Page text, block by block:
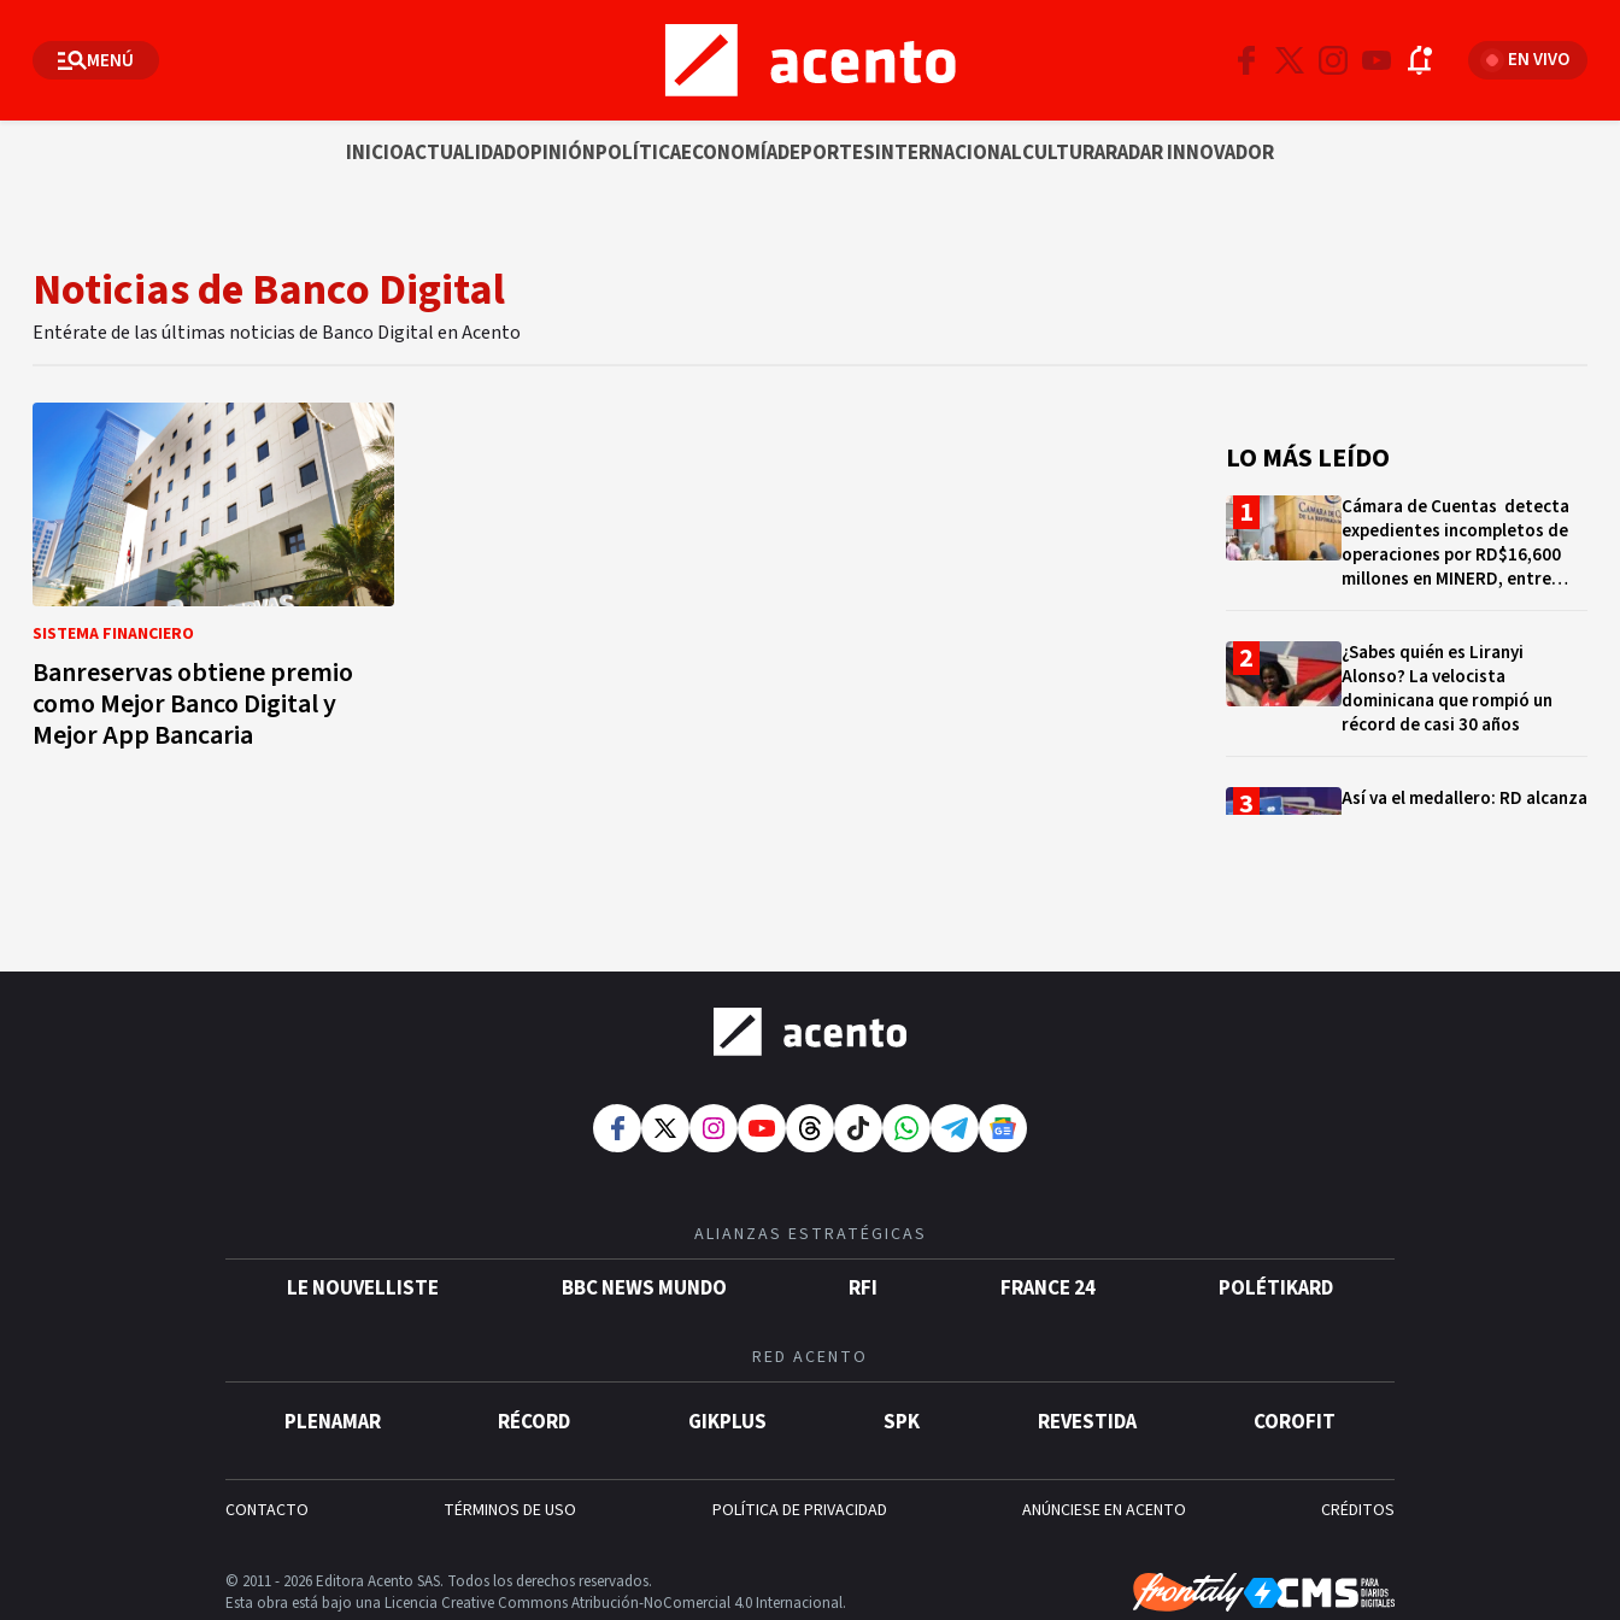
MENÚ EN VIVO
INICIOACTUALIDADOPINIÓNPOLÍTICAECONOMÍADEPORTESINTERNACIONALCULTURARADAR INNOVADOR
Noticias de Banco Digital
Entérate de las últimas noticias de Banco Digital en Acento
SISTEMA FINANCIERO
Banreservas obtiene premio
como Mejor Banco Digital y
Mejor App Bancaria
LO MÁS LEÍDO
Cámara de Cuentas detecta
expedientes incompletos de
operaciones por RD$16,600
millones en MINERD, entre
¿Sabes quién es Liranyi
Alonso? La velocista
dominicana que rompió un
récord de casi 30 años
Así va el medallero: RD alcanza
Este
ALIANZAS ESTRATÉGICAS
LE NOUVELLISTE BBC NEWS MUNDO RFI FRANCE 24 POLÉTIKARD
RED ACENTO
PLENAMAR RÉCORD GIKPLUS SPK REVESTIDA COROFIT
CONTACTO TÉRMINOS DE USO POLÍTICA DE PRIVACIDAD ANÚNCIESE EN ACENTO CRÉDITOS
© 2011 - 2026 Editora Acento SAS. Todos los derechos reservados.
Esta obra está bajo una Licencia Creative Commons Atribución-NoComercial 4.0 Internacional.